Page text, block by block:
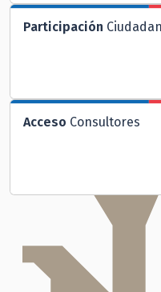
Participación
Acceso Consultores